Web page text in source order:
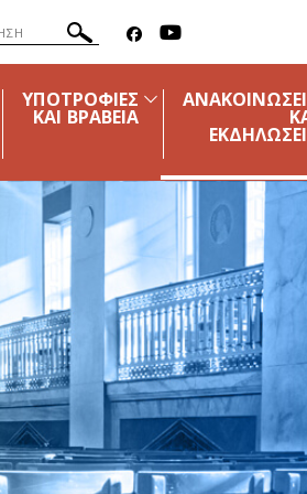
ΥΠΟΤΡΟΦΙΕΣ
ΚΑΙ ΒΡΑΒΕΙΑ